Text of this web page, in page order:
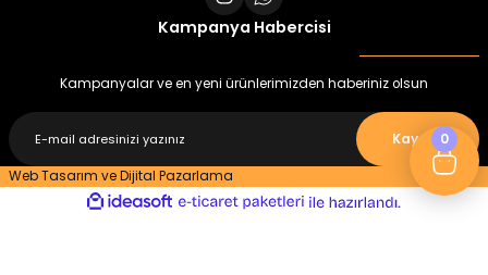
0
Kampanya Habercisi
Kampanyalar ve en yeni ürünlerimizden haberiniz olsun
Kaydet
Web Tasarım ve Dijital Pazarlama
ideasoft
e-